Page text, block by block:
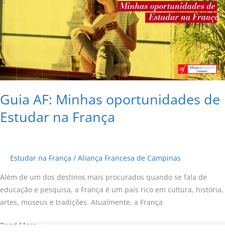
Guia AF: Minhas oportunidades de
Estudar na França
Estudar na França / Aliança Francesa de Campinas
Além de um dos destinos mais procurados quando se fala de
educação e pesquisa, a França é um país rico em cultura, história,
artes, museus e tradições. Atualmente, a França
Minhas
oportunidades
de
Estudar
na
França
Read More »